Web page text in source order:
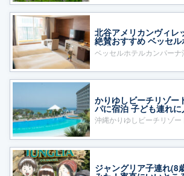
北谷アメリカンヴィレ
絶賛おすすめ ベッセ
沖縄
ベッセルホテルカンパーナ
かりゆしビーチリゾー
パに宿泊 子ども連れに
沖縄かりゆしビーチリゾ
ジャングリア子連れ(8